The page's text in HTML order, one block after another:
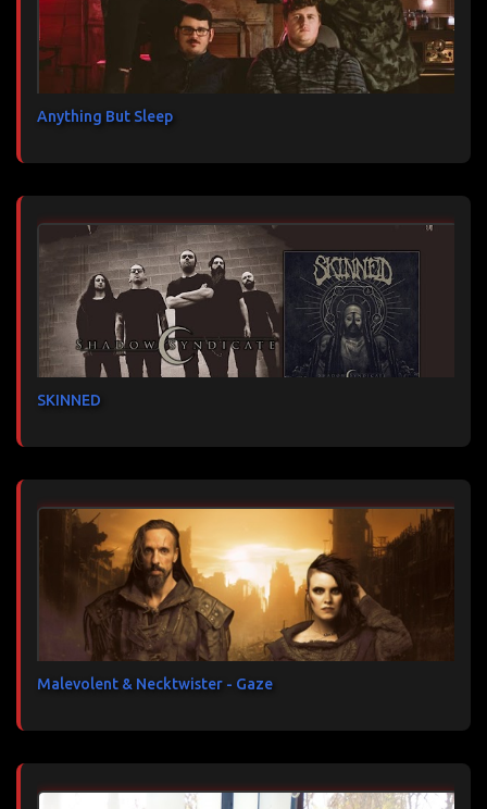
Anything But Sleep
SKINNED
Malevolent & Necktwister - Gaze